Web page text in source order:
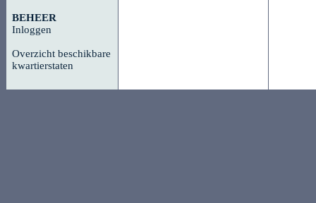
BEHEER
Inloggen
Overzicht beschikbare
kwartierstaten